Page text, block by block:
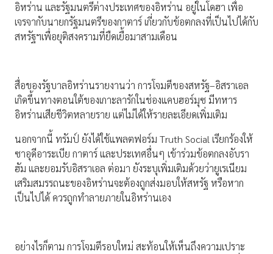
อิหร่าน และรัฐมนตรีต่างประเทศของอิหร่าน อยู่ในโดฮา เพื่อ
เจรจากับนายกรัฐมนตรีของกาตาร์ เกี่ยวกับข้อตกลงที่เป็นไปได้กับ
สหรัฐฯเพื่อยุติสงครามที่ยืดเยื้อมาสามเดือน
สื่อของรัฐบาลอิหร่านรายงานว่า การโจมตีของสหรัฐ–อิสราเอล
เกิดขึ้นทางตอนใต้ของเกาะลารักในช่องแคบฮอร์มุซ มีทหาร
อิหร่านเสียชีวิตหลายราย แต่ไม่ได้ให้รายละเอียดเพิ่มเติม
นอกจากนี้ ทรัมป์ ยังได้ใช้แพลตฟอร์ม Truth Social เรียกร้องให้
ซาอุดีอาระเบีย กาตาร์ และประเทศอื่นๆ เข้าร่วมข้อตกลงอับรา
ฮัม และยอมรับอิสราเอล ต่อมา ยังระบุเพิ่มเติมด้วยว่ายูเรเนียม
เสริมสมรรถนะของอิหร่านจะต้องถูกส่งมอบให้สหรัฐ หรือหาก
เป็นไปได้ ควรถูกทำลายภายในอิหร่านเอง
อย่างไรก็ตาม การโจมตีรอบใหม่ สะท้อนให้เห็นถึงความเปราะ